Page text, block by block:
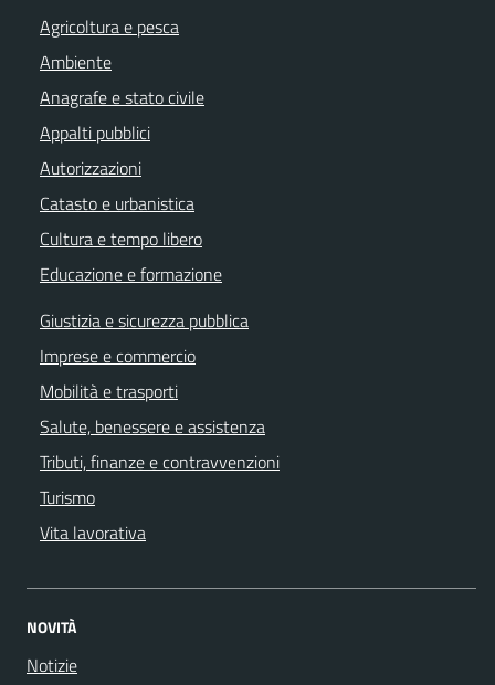
Agricoltura e pesca
Ambiente
Anagrafe e stato civile
Appalti pubblici
Autorizzazioni
Catasto e urbanistica
Cultura e tempo libero
Educazione e formazione
Giustizia e sicurezza pubblica
Imprese e commercio
Mobilità e trasporti
Salute, benessere e assistenza
Tributi, finanze e contravvenzioni
Turismo
Vita lavorativa
NOVITÀ
Notizie